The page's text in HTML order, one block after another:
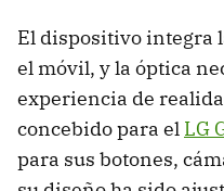
El dispositivo integra
el móvil, y la óptica
experiencia de
concebido para el LG
para sus botones,